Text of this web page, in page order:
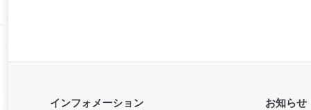
インフォメーション お知らせ